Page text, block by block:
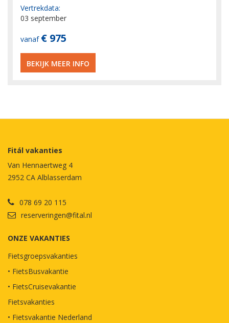
Vertrekdata:
03 september
vanaf € 975
BEKIJK MEER INFO
Fitál vakanties
Van Hennaertweg 4
2952 CA Alblasserdam
078 69 20 115
reserveringen@fital.nl
ONZE VAKANTIES
Fietsgroepsvakanties
• FietsBusvakantie
• FietsCruisevakantie
Fietsvakanties
• Fietsvakantie Nederland